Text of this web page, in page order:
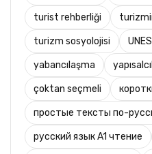
turist rehberliği
turizm sosyolojisi
yabancılaşma
çoktan seçmeli
простые тексты по-
русский язык A1 чтение